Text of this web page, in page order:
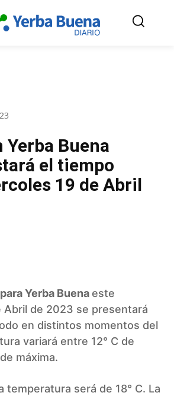
Yerba Buena
el tiempo
19 de Abril
Yerba Buena este
Abril de 2023 se presentará
en distintos momentos del
variará entre 12° C de
máxima.
temperatura será de 18° C. La